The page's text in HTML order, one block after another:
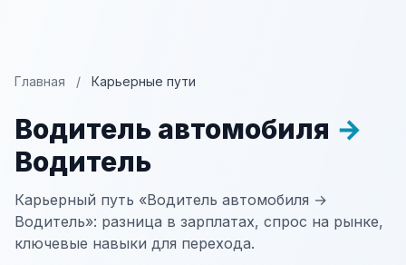
Главная / Карьерные пути
Водитель автомобиля →
Водитель
Карьерный путь «Водитель автомобиля →
Водитель»: разница в зарплатах, спрос на рынке,
ключевые навыки для перехода.